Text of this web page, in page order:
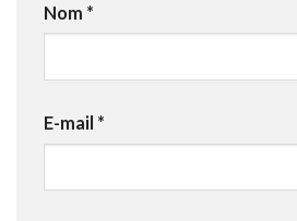
Nom *
E-mail *